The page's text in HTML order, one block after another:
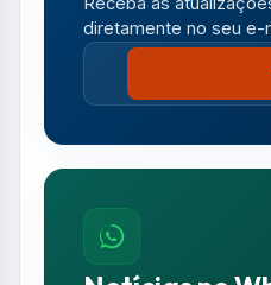
ingressos são
restrita.